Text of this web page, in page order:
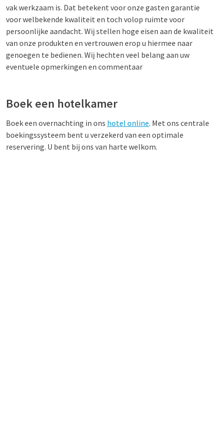
vak werkzaam is. Dat betekent voor onze gasten garantie
voor welbekende kwaliteit en toch volop ruimte voor
persoonlijke aandacht. Wij stellen hoge eisen aan de kwaliteit
van onze produkten en vertrouwen erop u hiermee naar
genoegen te bedienen. Wij hechten veel belang aan uw
eventuele opmerkingen en commentaar
Boek een hotelkamer
Boek een overnachting in ons hotel online. Met ons centrale
boekingssysteem bent u verzekerd van een optimale
reservering. U bent bij ons van harte welkom.